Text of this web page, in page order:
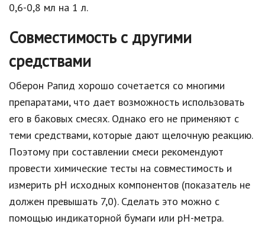
0,6-0,8 мл на 1 л.
Совместимость с другими
средствами
Оберон Рапид хорошо сочетается со многими
препаратами, что дает возможность использовать
его в баковых смесях. Однако его не применяют с
теми средствами, которые дают щелочную реакцию.
Поэтому при составлении смеси рекомендуют
провести химические тесты на совместимость и
измерить pH исходных компонентов (показатель не
должен превышать 7,0). Сделать это можно с
помощью индикаторной бумаги или pH-метра.